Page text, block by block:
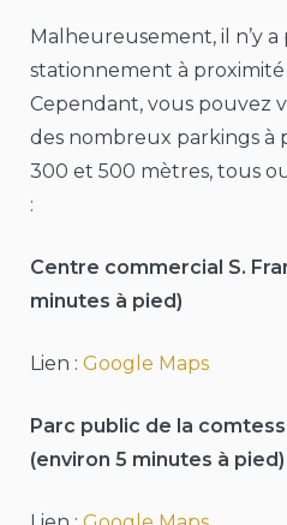
Malheureusement, il n’y a
stationnement à proximité
Cependant, vous pouvez
des nombreux parkings à
300 et 500 mètres, tous
:
Centre commercial S.
minutes à pied)
Lien : Google Maps
Parc public de la
(environ 5 minutes à pied)